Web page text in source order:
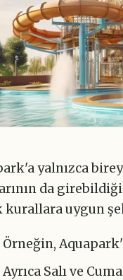
yalnızca
da
kurallara uygun
Örneğin,
Ayrıca Salı ve